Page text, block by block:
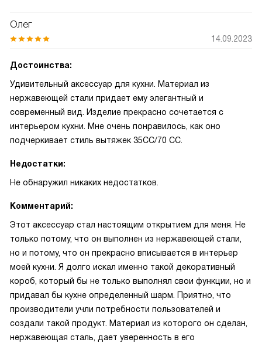
Олег
14.09.2023
Достоинства:
Удивительный аксессуар для кухни. Материал из
нержавеющей стали придает ему элегантный и
современный вид. Изделие прекрасно сочетается с
интерьером кухни. Мне очень понравилось, как оно
подчеркивает стиль вытяжек 35СС/70 CC.
Недостатки:
Не обнаружил никаких недостатков.
Комментарий:
Этот аксессуар стал настоящим открытием для меня. Не
только потому, что он выполнен из нержавеющей стали,
но и потому, что он прекрасно вписывается в интерьер
моей кухни. Я долго искал именно такой декоративный
короб, который бы не только выполнял свои функции, но и
придавал бы кухне определенный шарм. Приятно, что
производители учли потребности пользователей и
создали такой продукт. Материал из которого он сделан,
нержавеющая сталь, дает уверенность в его